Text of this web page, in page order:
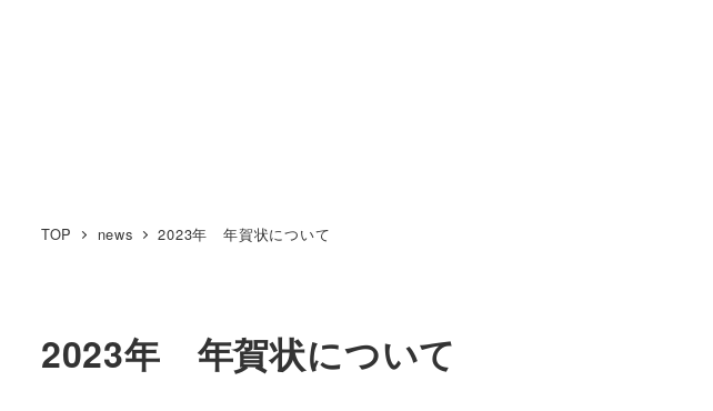
TOP news 2023年 年賀状について
2023年 年賀状について